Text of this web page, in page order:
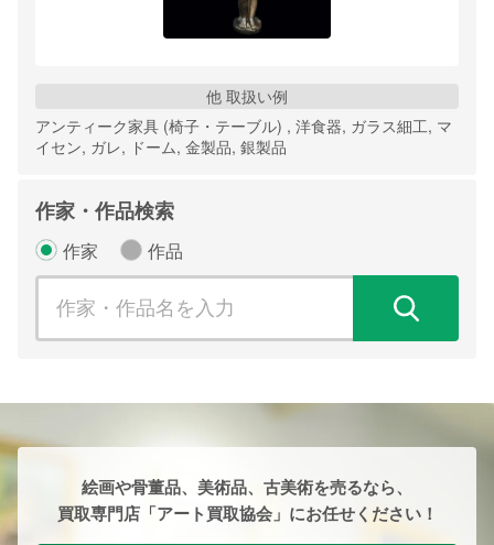
他 取扱い例
アンティーク家具 (椅子・テーブル) , 洋食器, ガラス細工, マ
イセン, ガレ, ドーム, 金製品, 銀製品
作家・作品検索
作家 作品
絵画や骨董品、美術品、古美術を売るなら、
買取専門店「アート買取協会」にお任せください！